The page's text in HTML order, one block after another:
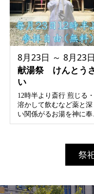
8月23日 ～ 8月23日
献湯祭 けんとう
い
12時半より斎行 煎じる・
溶かして飲むなど薬と深
い関係がるお湯を神に奉
祭